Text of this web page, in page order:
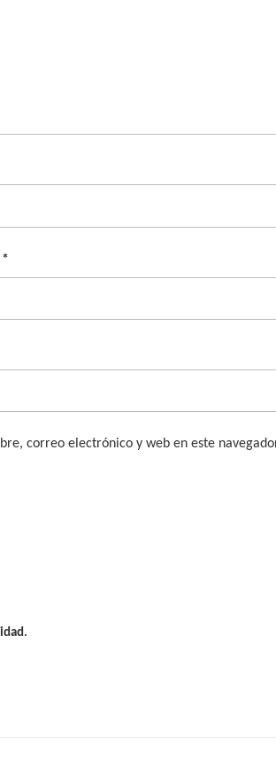
*
correo electrónico y web en este